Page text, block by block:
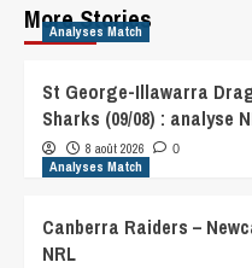
More Stories
Analyses Match
St George-Illawarra
Sharks (09/08) : analyse
8 août 2026 0
Analyses Match
Canberra Raiders –
NRL